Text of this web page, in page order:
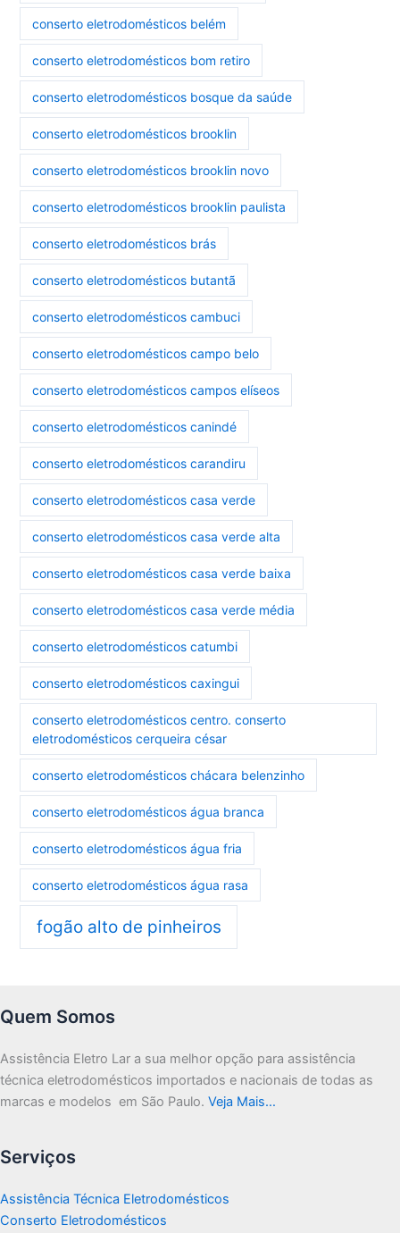
conserto eletrodomésticos belém
conserto eletrodomésticos bom retiro
conserto eletrodomésticos bosque da saúde
conserto eletrodomésticos brooklin
conserto eletrodomésticos brooklin novo
conserto eletrodomésticos brooklin paulista
conserto eletrodomésticos brás
conserto eletrodomésticos butantã
conserto eletrodomésticos cambuci
conserto eletrodomésticos campo belo
conserto eletrodomésticos campos elíseos
conserto eletrodomésticos canindé
conserto eletrodomésticos carandiru
conserto eletrodomésticos casa verde
conserto eletrodomésticos casa verde alta
conserto eletrodomésticos casa verde baixa
conserto eletrodomésticos casa verde média
conserto eletrodomésticos catumbi
conserto eletrodomésticos caxingui
conserto eletrodomésticos centro. conserto
eletrodomésticos cerqueira césar
conserto eletrodomésticos chácara belenzinho
conserto eletrodomésticos água branca
conserto eletrodomésticos água fria
conserto eletrodomésticos água rasa
fogão alto de pinheiros
Quem Somos
Assistência Eletro Lar a sua melhor opção para assistência
técnica eletrodomésticos importados e nacionais de todas as
marcas e modelos em São Paulo. Veja Mais…
Serviços
Assistência Técnica Eletrodomésticos
Conserto Eletrodomésticos